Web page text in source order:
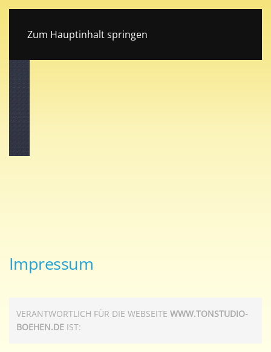
Zum Hauptinhalt springen
Impressum
VERANTWORTLICH FÜR DIE WEBSEITE WWW.TONSTUDIO-
BOEHEN.DE IST: